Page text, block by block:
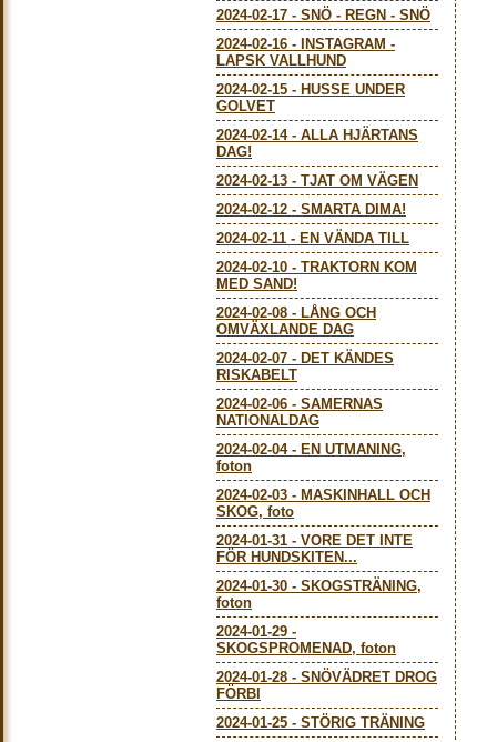
2024-02-17 - SNÖ - REGN - SNÖ
2024-02-16 -
INSTAGRAM -
LAPSK VALLHUND
2024-02-15 - HUSSE UNDER
GOLVET
2024-02-14- ALLA HJÄRTANS
DAG!
2024-02-13 - TJAT OM VÄGEN
2024-02-12 - SMARTA DIMA!
2024-02-11 - EN VÄNDA TILL
2024-02-10 - TRAKTORN KOM
MED SAND!
2024-02-08 - LÅNG OCH
OMVÄXLANDE DAG
2024-02-07 - DET KÄNDES
RISKABELT
2024-02-06 - SAMERNAS
NATIONALDAG
2024-02-04- EN UTMANING,
foton
2024-02-03 - MASKINHALL OCH
SKOG, foto
2024-01-31 - VORE DET INTE
FÖR HUNDSKITEN...
2024-01-30 - SKOGSTRÄNING,
foton
2024-01-29 -
SKOGSPROMENAD, foton
2024-01-28 - SNÖVÄDRET DROG
FÖRBI
2024-01-25 - STÖRIG TRÄNING